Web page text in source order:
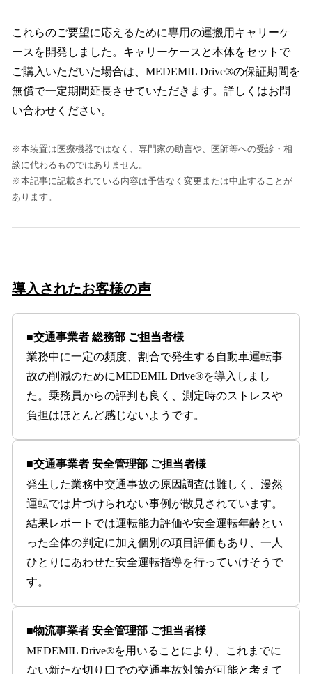
これらのご要望に応えるために専用の運搬用キャリーケ
ースを開発しました。キャリーケースと本体をセットで
ご購入いただいた場合は、MEDEMIL Drive®の保証期間を
無償で一定期間延長させていただきます。詳しくはお問
い合わせください。
※本装置は医療機器ではなく、専門家の助言や、医師等への受診・相
談に代わるものではありません。
※本記事に記載されている内容は予告なく変更または中止することが
あります。
導入されたお客様の声
■交通事業者 総務部 ご担当者様
業務中に一定の頻度、割合で発生する自動車運転事
故の削減のためにMEDEMIL Drive®を導入しまし
た。乗務員からの評判も良く、測定時のストレスや
負担はほとんど感じないようです。
■交通事業者 安全管理部 ご担当者様
発生した業務中交通事故の原因調査は難しく、漫然
運転では片づけられない事例が散見されています。
結果レポートでは運転能力評価や安全運転年齢とい
った全体の判定に加え個別の項目評価もあり、一人
ひとりにあわせた安全運転指導を行っていけそうで
す。
■物流事業者 安全管理部 ご担当者様
MEDEMIL Drive®を用いることにより、これまでに
ない新たな切り口での交通事故対策が可能と考えて